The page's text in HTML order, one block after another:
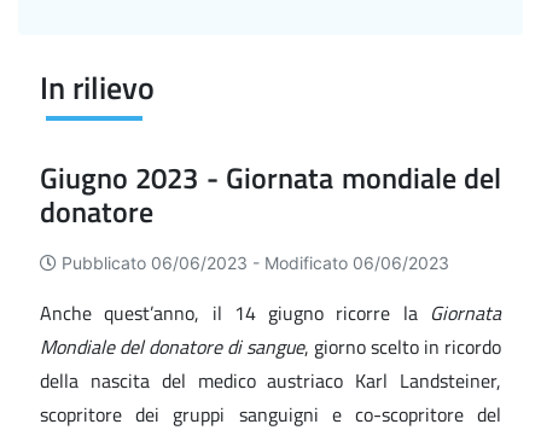
In rilievo
Giugno 2023 - Giornata mondiale del
donatore
Pubblicato 06/06/2023 - Modificato 06/06/2023
Anche quest’anno, il 14 giugno ricorre la Giornata
Mondiale del donatore di sangue, giorno scelto in ricordo
della nascita del medico austriaco Karl Landsteiner,
scopritore dei gruppi sanguigni e co-scopritore del